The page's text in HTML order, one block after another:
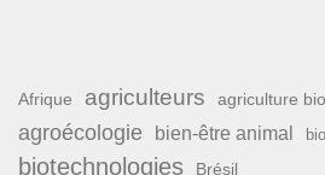
Afrique agriculteurs agriculture
agroécologie bien-être animal bio
biotechnologies
Brésil